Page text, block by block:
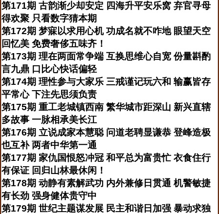
第171期 古韵渐少却安定 四海升平安乐窝 弃官寻母
得欢聚 只看数字猜本期
第172期 梦寐以求用心机 功成名就不咋地 眼望天空
回忆美 免费奢侈五味齐！
第173期 理在两面常争端 互换思维心自宽 份量斟酌
言九鼎 口比心快话偏轻
第174期 理性参与大家乐 三戒谨记玩六和 输赢皆存
平常心 下注先思须负责
第175期 重工老城镇西南 繁华城市距深山 新兴直辖
多故事 一脉相承美长江
第176期 立说成家本慧聪 问道老聘显谦恭 登峰造极
也互补 两者中华第一通
第177期 家仇国恨怒冲冠 和平总为富贵忙 衣食住行
有保证 回归山林最休闲！
第178期 动静有素解武功 内外兼修日贯通 机警敏捷
有长劲 强身健体贵守中
第179期 世纪主题谋发展 民主和谐日加强 暴动求独